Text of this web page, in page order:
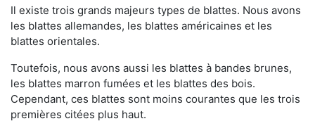
Il existe trois grands majeurs types de blattes. Nous avons
les blattes allemandes, les blattes américaines et les
blattes orientales.
Toutefois, nous avons aussi les blattes à bandes brunes,
les blattes marron fumées et les blattes des bois.
Cependant, ces blattes sont moins courantes que les trois
premières citées plus haut.